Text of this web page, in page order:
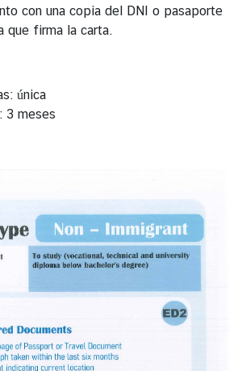
con una copia del DNI o pasaporte
que firma la carta.
entradas: única
3 meses